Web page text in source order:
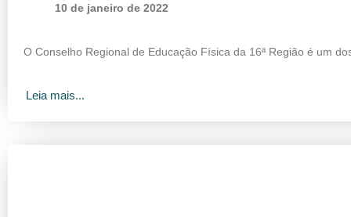
10 de janeiro de 2022
O Conselho Regional de Educação Física da 16ª Região é um
Leia mais...